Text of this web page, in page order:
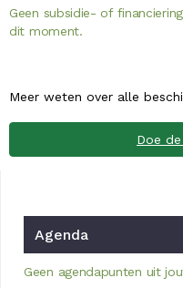
Geen subsidie- of
dit moment.
Meer weten over alle
Doe
Agenda
Geen agendapunten uit